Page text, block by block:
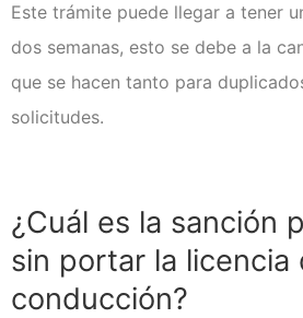
Este trámite puede llegar a tener
dos semanas, esto se debe a la
que se hacen tanto para
solicitudes.
¿Cuál es la sanción
sin portar la licencia
conducción?